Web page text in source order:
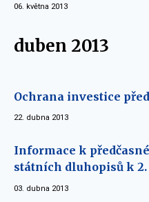
06. května 2013
duben 2013
Ochrana investice
22. dubna 2013
Informace k
státních dluhopisů k 2.
03. dubna 2013